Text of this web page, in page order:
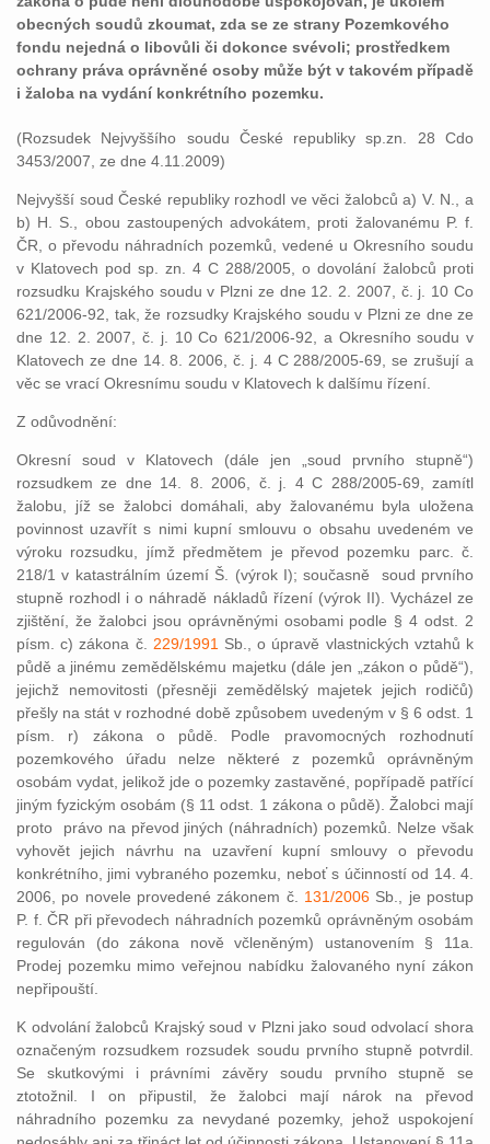
obecných soudů zkoumat, zda se ze strany Pozemkového
fondu nejedná o libovůli či dokonce svévoli; prostředkem
ochrany práva oprávněné osoby může být v takovém případě
i žaloba na vydání konkrétního pozemku.
(Rozsudek Nejvyššího soudu České republiky sp.zn. 28 Cdo
3453/2007, ze dne 4.11.2009)
Nejvyšší soud České republiky rozhodl ve věci žalobců a) V. N., a
b) H. S., obou zastoupených advokátem, proti žalovanému P. f.
ČR, o převodu náhradních pozemků, vedené u Okresního soudu
v Klatovech pod sp. zn. 4 C 288/2005, o dovolání žalobců proti
rozsudku Krajského soudu v Plzni ze dne 12. 2. 2007, č. j. 10 Co
621/2006-92, tak, že rozsudky Krajského soudu v Plzni ze dne ze
dne 12. 2. 2007, č. j. 10 Co 621/2006-92, a Okresního soudu v
Klatovech ze dne 14. 8. 2006, č. j. 4 C 288/2005-69, se zrušují a
věc se vrací Okresnímu soudu v Klatovech k dalšímu řízení.
Z odůvodnění:
Okresní soud v Klatovech (dále jen „soud prvního stupně“)
rozsudkem ze dne 14. 8. 2006, č. j. 4 C 288/2005-69, zamítl
žalobu, jíž se žalobci domáhali, aby žalovanému byla uložena
povinnost uzavřít s nimi kupní smlouvu o obsahu uvedeném ve
výroku rozsudku, jímž předmětem je převod pozemku parc. č.
218/1 v katastrálním území Š. (výrok I); současně soud prvního
stupně rozhodl i o náhradě nákladů řízení (výrok II). Vycházel ze
zjištění, že žalobci jsou oprávněnými osobami podle § 4 odst. 2
písm. c) zákona č. 229/1991 Sb., o úpravě vlastnických vztahů k
půdě a jinému zemědělskému majetku (dále jen „zákon o půdě“),
jejichž nemovitosti (přesněji zemědělský majetek jejich rodičů)
přešly na stát v rozhodné době způsobem uvedeným v § 6 odst. 1
písm. r) zákona o půdě. Podle pravomocných rozhodnutí
pozemkového úřadu nelze některé z pozemků oprávněným
osobám vydat, jelikož jde o pozemky zastavěné, popřípadě patřící
jiným fyzickým osobám (§ 11 odst. 1 zákona o půdě). Žalobci mají
proto právo na převod jiných (náhradních) pozemků. Nelze však
vyhovět jejich návrhu na uzavření kupní smlouvy o převodu
konkrétního, jimi vybraného pozemku, neboť s účinností od 14. 4.
2006, po novele provedené zákonem č. 131/2006 Sb., je postup
P. f. ČR při převodech náhradních pozemků oprávněným osobám
regulován (do zákona nově včleněným) ustanovením § 11a.
Prodej pozemku mimo veřejnou nabídku žalovaného nyní zákon
nepřipouští.
K odvolání žalobců Krajský soud v Plzni jako soud odvolací shora
označeným rozsudkem rozsudek soudu prvního stupně potvrdil.
Se skutkovými i právními závěry soudu prvního stupně se
ztotožnil. I on připustil, že žalobci mají nárok na převod
náhradního pozemku za nevydané pozemky, jehož uspokojení